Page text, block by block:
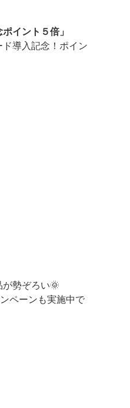
イント５倍」
導入記念！ポイン
勢ぞろい🌞
ペーンも実施中で